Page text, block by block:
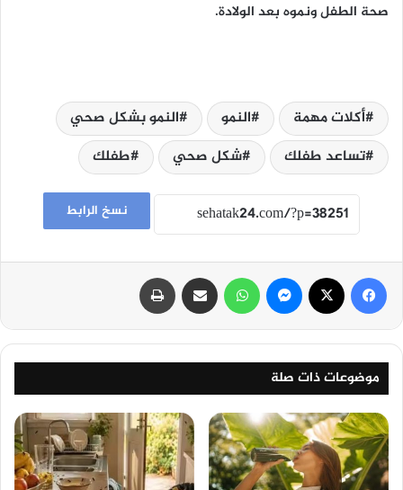
صحة الطفل ونموه بعد الولادة.
أكلات مهمة النمو
النمو بشكل صحي
تساعد طفلك
شكل صحي طفلك
نسخ الرابط
فيسبوك ماسنجر واتساب مشاركة عبر البريد
موضوعات ذات صلة